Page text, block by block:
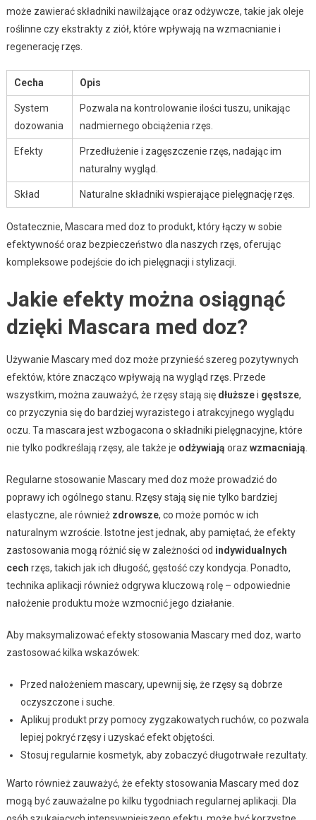
może zawierać składniki nawilżające oraz odżywcze, takie jak oleje
roślinne czy ekstrakty z ziół, które wpływają na wzmacnianie i
regenerację rzęs.
Cecha Opis
System
dozowania
Pozwala na kontrolowanie ilości tuszu, unikając
nadmiernego obciążenia rzęs.
Efekty
Przedłużenie i zagęszczenie rzęs, nadając im
naturalny wygląd.
Skład Naturalne składniki wspierające pielęgnację rzęs.
Ostatecznie, Mascara med doz to produkt, który łączy w sobie
efektywność oraz bezpieczeństwo dla naszych rzęs, oferując
kompleksowe podejście do ich pielęgnacji i stylizacji.
Jakie efekty można osiągnąć
dzięki Mascara med doz?
Używanie Mascary med doz może przynieść szereg pozytywnych
efektów, które znacząco wpływają na wygląd rzęs. Przede
wszystkim, można zauważyć, że rzęsy stają się dłuższei gęstsze,
co przyczynia się do bardziej wyrazistego i atrakcyjnego wyglądu
oczu. Ta mascara jest wzbogacona o składniki pielęgnacyjne, które
nie tylko podkreślają rzęsy, ale także je odżywiają oraz wzmacniają
Regularne stosowanie Mascary med doz może prowadzić do
poprawy ich ogólnego stanu. Rzęsy stają się nie tylko bardziej
elastyczne, ale również zdrowsze, co może pomóc w ich
naturalnym wzroście. Istotne jest jednak, aby pamiętać, że efekty
zastosowania mogą różnić się w zależności od indywidualnych
cech rzęs, takich jak ich długość, gęstość czy kondycja. Ponadto,
technika aplikacji również odgrywa kluczową rolę – odpowiednie
nałożenie produktu może wzmocnić jego działanie.
Aby maksymalizować efekty stosowania Mascary med doz, warto
zastosować kilka wskazówek:
Przed nałożeniem mascary, upewnij się, że rzęsy są dobrze
oczyszczone i suche.
Aplikuj produkt przy pomocy zygzakowatych ruchów, co pozwala
lepiej pokryć rzęsy i uzyskać efekt objętości.
Stosuj regularnie kosmetyk, aby zobaczyć długotrwałe rezultaty.
Warto również zauważyć, że efekty stosowania Mascary med doz
mogą być zauważalne po kilku tygodniach regularnej aplikacji. Dla